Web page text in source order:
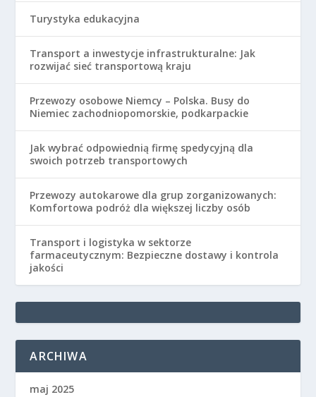
Turystyka edukacyjna
Transport a inwestycje infrastrukturalne: Jak
rozwijać sieć transportową kraju
Przewozy osobowe Niemcy – Polska. Busy do
Niemiec zachodniopomorskie, podkarpackie
Jak wybrać odpowiednią firmę spedycyjną dla
swoich potrzeb transportowych
Przewozy autokarowe dla grup zorganizowanych:
Komfortowa podróż dla większej liczby osób
Transport i logistyka w sektorze
farmaceutycznym: Bezpieczne dostawy i kontrola
jakości
ARCHIWA
maj 2025